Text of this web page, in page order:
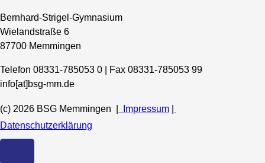
Bernhard-Strigel-Gymnasium
Wielandstraße 6
87700 Memmingen
Telefon 08331-785053 0 | Fax 08331-785053 99
info[at]bsg-mm.de
(c) 2026 BSG Memmingen | Impressum
Datenschutzerklärung